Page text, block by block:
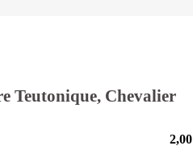
Teutonique, Chevalier
2,00